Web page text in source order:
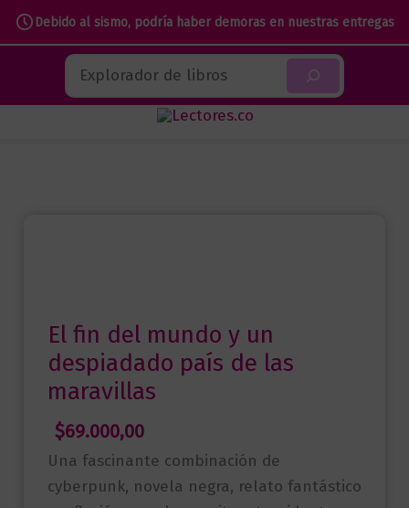
Debido al sismo, podría haber demoras en nuestras entregas
contenido
Buscar
El fin del mundo y un
despiadado país de las
maravillas
$69.000,00
Una fascinante combinación de
cyberpunk, novela negra, relato fantástico